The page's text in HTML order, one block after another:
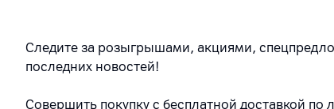
Следите за розыгрышами, акциями,
последних новостей!
Совершить покупку с бесплатной доставкой